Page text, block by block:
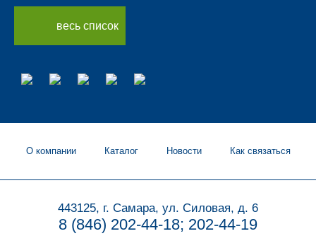
весь список
О компании Каталог Новости Как связаться
443125, г. Самара, ул. Силовая, д. 6
8 (846) 202-44-18; 202-44-19